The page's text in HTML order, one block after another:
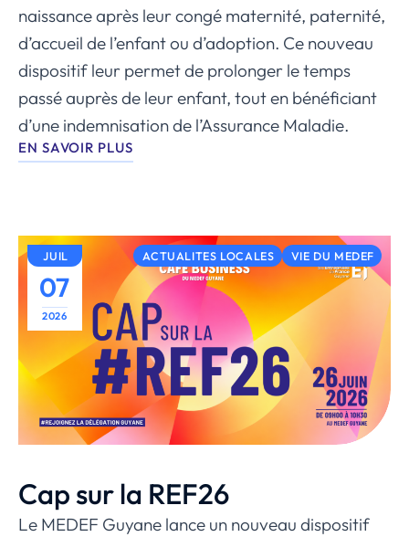
naissance après leur congé maternité, paternité,
d’accueil de l’enfant ou d’adoption. Ce nouveau
dispositif leur permet de prolonger le temps
passé auprès de leur enfant, tout en bénéficiant
d’une indemnisation de l’Assurance Maladie.
EN SAVOIR PLUS
JUIL
07
2026
ACTUALITES LOCALES VIE DU MEDEF
Cap sur la REF26
Le MEDEF Guyane lance un nouveau dispositif